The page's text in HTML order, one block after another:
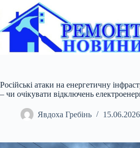
вмісту
Російські атаки на енергетичну
– чи очікувати відключень
Явдоха Гребінь 15.06.2026